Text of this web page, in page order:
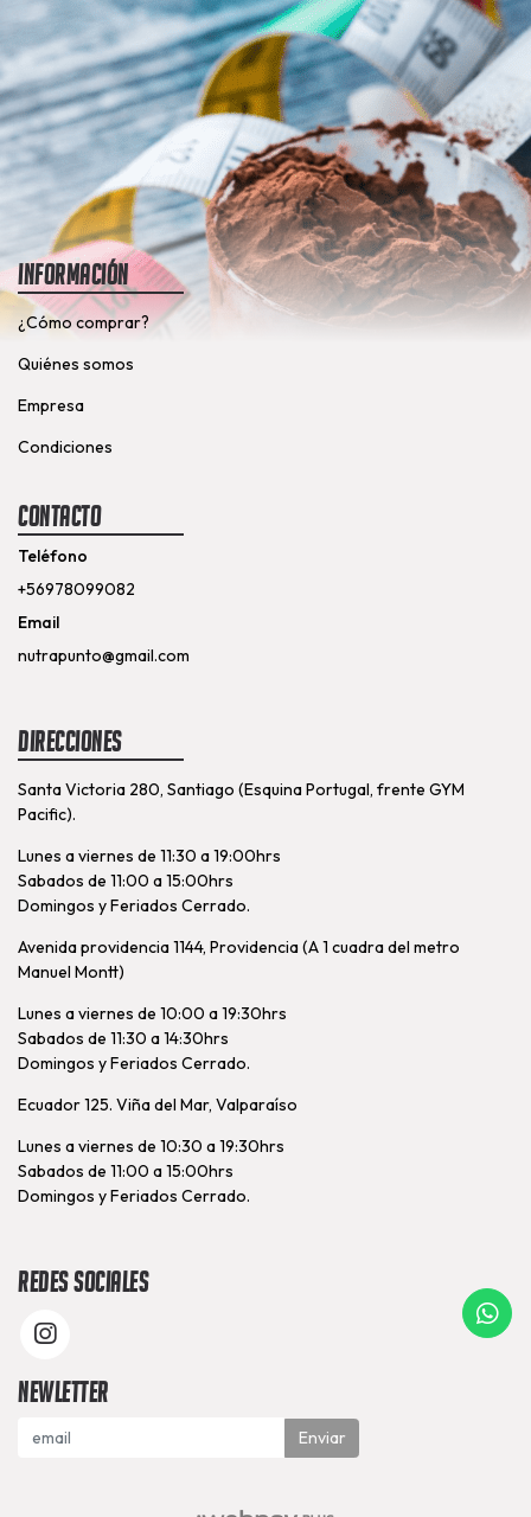
Información
¿Cómo comprar?
Quiénes somos
Empresa
Condiciones
Contacto
Teléfono
+56978099082
Email
nutrapunto@gmail.com
Direcciones
Santa Victoria 280, Santiago (Esquina Portugal, frente GYM
Pacific).
Lunes a viernes de 11:30 a 19:00hrs
Sabados de 11:00 a 15:00hrs
Domingos y Feriados Cerrado.
Avenida providencia 1144, Providencia (A 1 cuadra del metro
Manuel Montt)
Lunes a viernes de 10:00 a 19:30hrs
Sabados de 11:30 a 14:30hrs
Domingos y Feriados Cerrado.
Ecuador 125. Viña del Mar, Valparaíso
Lunes a viernes de 10:30 a 19:30hrs
Sabados de 11:00 a 15:00hrs
Domingos y Feriados Cerrado.
Redes Sociales
Newletter
Enviar